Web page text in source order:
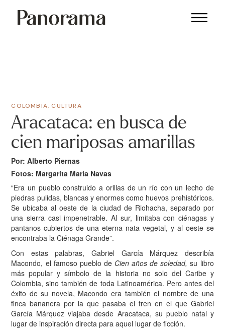
COLOMBIA,CULTURA
Aracataca: en busca de
cien mariposas amarillas
Por: Alberto Piernas
Fotos: Margarita María Navas
“Era un pueblo construido a orillas de un río con un lecho de
piedras pulidas, blancas y enormes como huevos prehistóricos.
Se ubicaba al oeste de la ciudad de Riohacha, separado por
una sierra casi impenetrable. Al sur, limitaba con ciénagas y
pantanos cubiertos de una eterna nata vegetal, y al oeste se
encontraba la Ciénaga Grande”.
Con estas palabras, Gabriel García Márquez describía
Macondo, el famoso pueblo de Cien años de soledad,su libro
más popular y símbolo de la historia no solo del Caribe y
Colombia, sino también de toda Latinoamérica. Pero antes del
éxito de su novela, Macondo era también el nombre de una
finca bananera por la que pasaba el tren en el que Gabriel
García Márquez viajaba desde Aracataca, su pueblo natal y
lugar de inspiración directa para aquel lugar de ficción.